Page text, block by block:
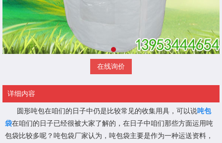
在线询价
详细内容
圆形吨包在咱们的日子中仍是比较常见的收集用具，可以说吨包
袋在咱们的日子已经很被大家了解的，在日子中咱们那些方面运用吨
包袋比较多呢？吨包袋厂家认为，吨包袋主要是作为一种运送资料，